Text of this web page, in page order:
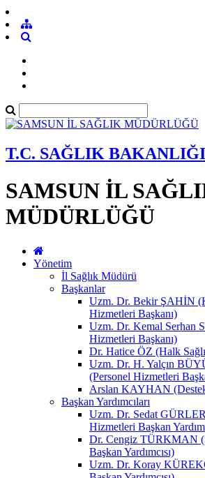
T.C. SAĞLIK BAKANLIĞI
SAMSUN İL
MÜDÜRLÜĞÜ
Yönetim
İl Sağlık Müdürü
Başkanlar
Uzm. Dr. Bekir ŞAHİN
Hizmetleri Başkanı)
Uzm. Dr. Kemal Serhan
Hizmetleri Başkanı)
Dr. Hatice ÖZ (Halk
Uzm. Dr. H. Yalçın
(Personel Hizmetleri
Arslan KAYHAN
Başkan Yardımcıları
Uzm. Dr. Sedat
Hizmetleri Başkan
Dr. Cengiz TÜRKMAN
Başkan Yardımcısı)
Uzm. Dr. Koray